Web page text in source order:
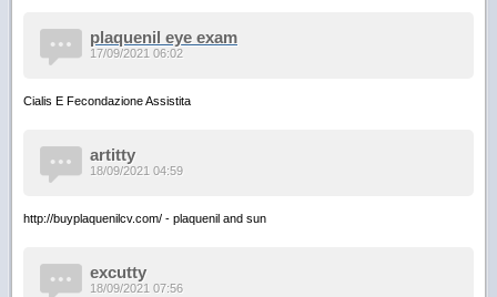
plaquenil eye exam
Cialis E Fecondazione Assistita
17/09/2021 06:02
artitty
http://buyplaquenilcv.com/ - plaquenil and sun
18/09/2021 04:59
excutty
18/09/2021 07:56